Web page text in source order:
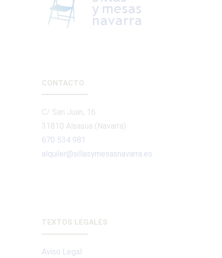
CONTACTO
C/ San Juan, 16
31810 Alsasua (Navarra)
670 534 981
alquiler@sillasymesasnavarra.es
TEXTOS LEGALES
Aviso Legal